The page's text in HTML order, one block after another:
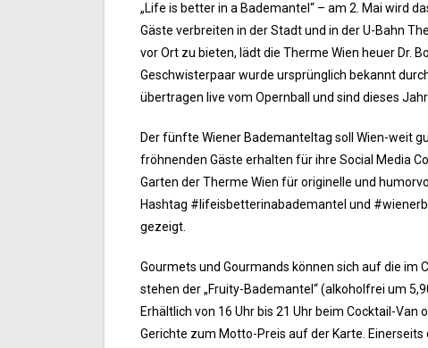
„Life is better in a Bademantel“ – am 2. Mai wird
Gäste verbreiten in der Stadt und in der U-Bahn
vor Ort zu bieten, lädt die Therme Wien heuer Dr.
Geschwisterpaar wurde ursprünglich bekannt
übertragen live vom Opernball und sind dieses
Der fünfte Wiener Bademanteltag soll Wien-weit
fröhnenden Gäste erhalten für ihre Social Media
Garten der Therme Wien für originelle und
Hashtag #lifeisbetterinabademantel und
gezeigt.
Gourmets und Gourmands können sich auf die im
stehen der „Fruity-Bademantel“ (alkoholfrei um
Erhältlich von 16 Uhr bis 21 Uhr beim Cocktail-
Gerichte zum Motto-Preis auf der Karte.